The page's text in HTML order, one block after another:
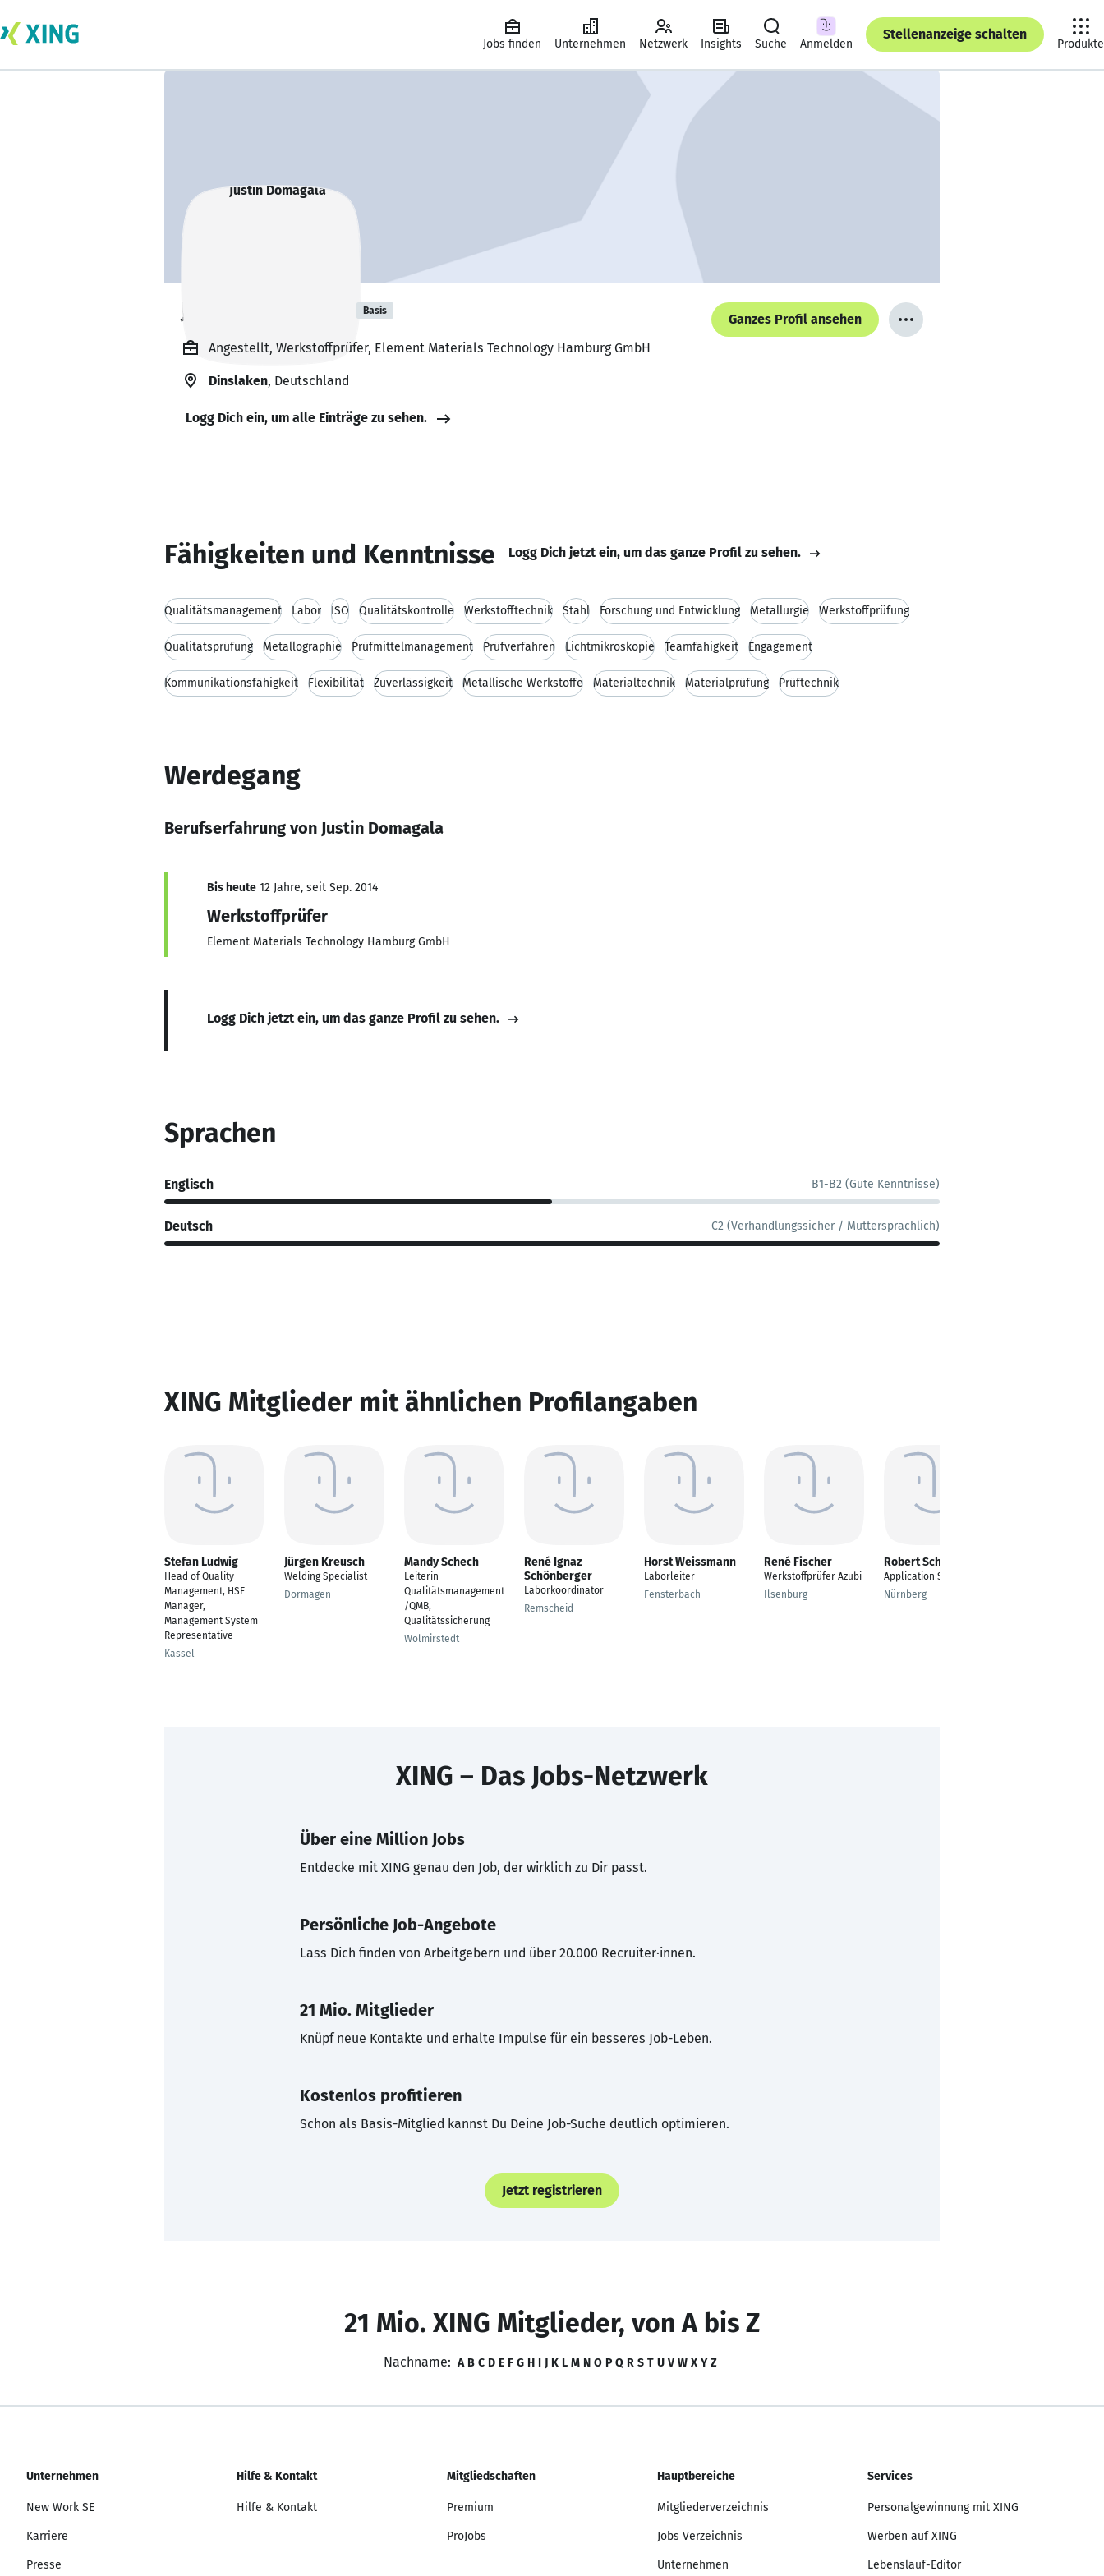
Jobs finden Unternehmen Netzwerk Insights Suche Anmelden
Stellenanzeige schalten
Produkte
Justin Domagala Basis
Ganzes Profil ansehen
Angestellt, Werkstoffprüfer, Element Materials Technology Hamburg GmbH
Dinslaken, Deutschland
Logg Dich ein, um alle Einträge zu sehen.
Fähigkeiten und Kenntnisse Logg Dich jetzt ein, um das ganze Profil zu sehen.
Qualitätsmanagement Labor ISO Qualitätskontrolle Werkstofftechnik Stahl Forschung und Entwicklung Metallurgie Werkstoffprüfung
Qualitätsprüfung Metallographie Prüfmittelmanagement Prüfverfahren Lichtmikroskopie Teamfähigkeit Engagement
Kommunikationsfähigkeit Flexibilität Zuverlässigkeit Metallische Werkstoffe Materialtechnik Materialprüfung Prüftechnik
Werdegang
Berufserfahrung von Justin Domagala
Bis heute 12 Jahre, seit Sep. 2014
Werkstoffprüfer
Element Materials Technology Hamburg GmbH
Logg Dich jetzt ein, um das ganze Profil zu sehen.
Sprachen
Englisch B1-B2 (Gute Kenntnisse)
Deutsch C2 (Verhandlungssicher / Muttersprachlich)
XING Mitglieder mit ähnlichen Profilangaben
Stefan Ludwig
Head of Quality
Management, HSE
Manager,
Management System
Representative
Kassel
Jürgen Kreusch
Welding Specialist
Dormagen
Mandy Schech
Leiterin
Qualitätsmanagement
/QMB,
Qualitätssicherung
Wolmirstedt
René Ignaz
Schönberger
Laborkoordinator
Remscheid
Horst Weissmann
Laborleiter
Fensterbach
René Fischer
Werkstoffprüfer Azubi
Ilsenburg
Robert Schröder
Application Specialist
Nürnberg
XING – Das Jobs-Netzwerk
Über eine Million Jobs
Entdecke mit XING genau den Job, der wirklich zu Dir passt.
Persönliche Job-Angebote
Lass Dich finden von Arbeitgebern und über 20.000 Recruiter·innen.
21 Mio. Mitglieder
Knüpf neue Kontakte und erhalte Impulse für ein besseres Job-Leben.
Kostenlos profitieren
Schon als Basis-Mitglied kannst Du Deine Job-Suche deutlich optimieren.
Jetzt registrieren
21 Mio. XING Mitglieder, von A bis Z
Nachname: A B C D E F G H I J K L M N O P Q R S T U V W X Y Z
Unternehmen
New Work SE
Karriere
Presse
Hilfe & Kontakt
Hilfe & Kontakt
Mitgliedschaften
Premium
ProJobs
Hauptbereiche
Mitgliederverzeichnis
Jobs Verzeichnis
Unternehmen
Services
Personalgewinnung mit XING
Werben auf XING
Lebenslauf-Editor